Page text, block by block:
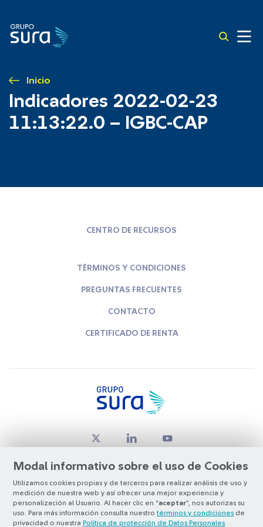
Inicio
Indicadores 2022-02-23
11:13:22.0 – IGBC-CAP
Modal informativo sobre el uso de Cookies
Utilizamos cookies propias y de terceros para realizar análisis de uso y
medición de nuestra web y así ofrecer una mejor experiencia y
personalización al Usuario. Al hacer clic en “aceptar”, nos autorizas su
uso. Para más información consulta nuestro términos y condiciones de
privacidad o nuestra Política de protección de Datos Personales
CENTRO DE RECURSOS
TÉRMINOS Y CONDICIONES
PREGUNTAS FRECUENTES
CONTACTO
CERTIFICADO DE RENTA
© Copyright Grupo SURA 2026